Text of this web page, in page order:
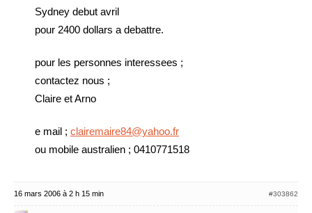
Sydney debut avril
pour 2400 dollars a debattre.
pour les personnes interessees ;
contactez nous ;
Claire et Arno
e mail ; clairemaire84@yahoo.fr
ou mobile australien ; 0410771518
16 mars 2006 à 2 h 15 min #303862